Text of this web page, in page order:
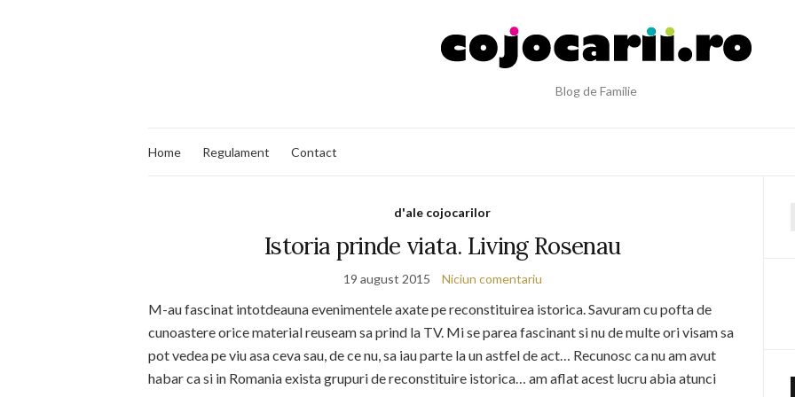
Blog de Familie
Home Regulament Contact
d'ale cojocarilor
Istoria prinde viata. Living Rosenau
19 august 2015 Niciun comentariu
M-au fascinat intotdeauna evenimentele axate pe reconstituirea istorica. Savuram cu pofta de
cunoastere orice material reuseam sa prind la TV. Mi se parea fascinant si nu de multe ori visam sa
pot vedea pe viu asa ceva sau, de ce nu, sa iau parte la un astfel de act… Recunosc ca nu am avut
habar ca si in Romania exista grupuri de reconstituire istorica… am aflat acest lucru abia atunci